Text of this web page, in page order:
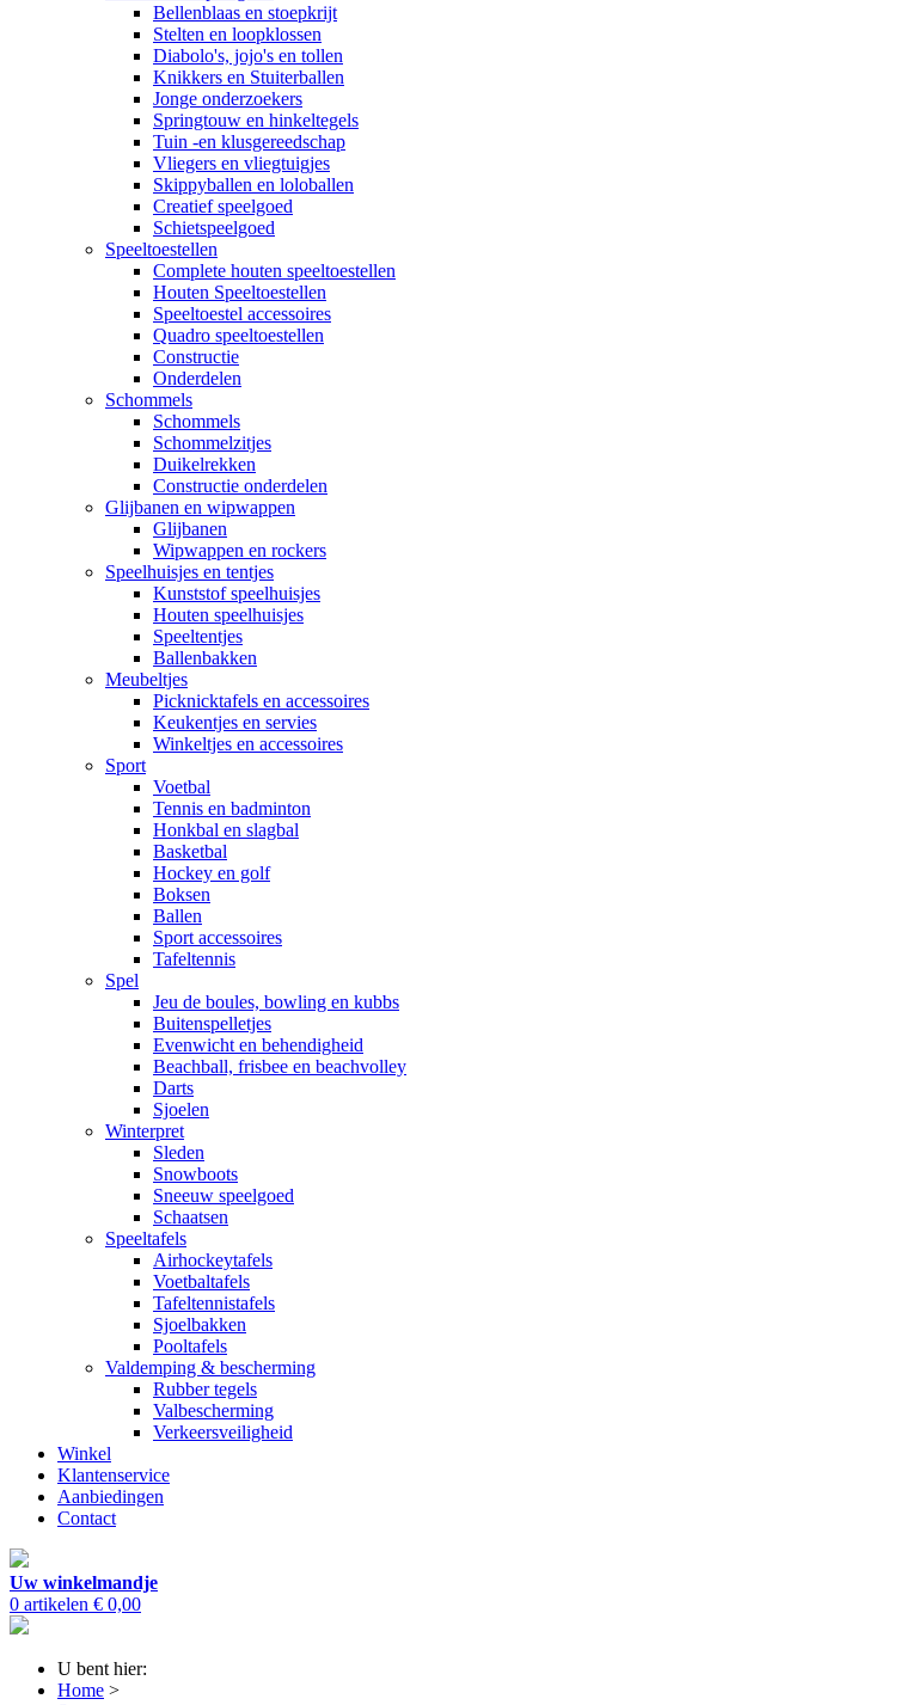
Bellenblaas en stoepkrijt
Stelten en loopklossen
Diabolo's, jojo's en tollen
Knikkers en Stuiterballen
Jonge onderzoekers
Springtouw en hinkeltegels
Tuin -en klusgereedschap
Vliegers en vliegtuigjes
Skippyballen en loloballen
Creatief speelgoed
Schietspeelgoed
Speeltoestellen
Complete houten speeltoestellen
Houten Speeltoestellen
Speeltoestel accessoires
Quadro speeltoestellen
Constructie
Onderdelen
Schommels
Schommels
Schommelzitjes
Duikelrekken
Constructie onderdelen
Glijbanen en wipwappen
Glijbanen
Wipwappen en rockers
Speelhuisjes en tentjes
Kunststof speelhuisjes
Houten speelhuisjes
Speeltentjes
Ballenbakken
Meubeltjes
Picknicktafels en accessoires
Keukentjes en servies
Winkeltjes en accessoires
Sport
Voetbal
Tennis en badminton
Honkbal en slagbal
Basketbal
Hockey en golf
Boksen
Ballen
Sport accessoires
Tafeltennis
Spel
Jeu de boules, bowling en kubbs
Buitenspelletjes
Evenwicht en behendigheid
Beachball, frisbee en beachvolley
Darts
Sjoelen
Winterpret
Sleden
Snowboots
Sneeuw speelgoed
Schaatsen
Speeltafels
Airhockeytafels
Voetbaltafels
Tafeltennistafels
Sjoelbakken
Pooltafels
Valdemping & bescherming
Rubber tegels
Valbescherming
Verkeersveiligheid
Winkel
Klantenservice
Aanbiedingen
Contact
Uw winkelmandje
0 artikelen € 0,00
U bent hier:
Home >